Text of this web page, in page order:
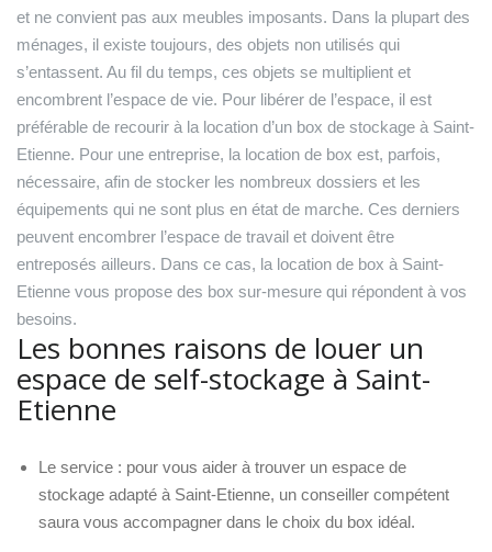
et ne convient pas aux meubles imposants. Dans la plupart des
ménages, il existe toujours, des objets non utilisés qui
s’entassent. Au fil du temps, ces objets se multiplient et
encombrent l’espace de vie. Pour libérer de l’espace, il est
préférable de recourir à la location d’un box de stockage à Saint-
Etienne. Pour une entreprise, la location de box est, parfois,
nécessaire, afin de stocker les nombreux dossiers et les
équipements qui ne sont plus en état de marche. Ces derniers
peuvent encombrer l’espace de travail et doivent être
entreposés ailleurs. Dans ce cas, la location de box à Saint-
Etienne vous propose des box sur-mesure qui répondent à vos
besoins.
Les bonnes raisons de louer un
espace de self-stockage à Saint-
Etienne
Le service : pour vous aider à trouver un espace de
stockage adapté à Saint-Etienne, un conseiller compétent
saura vous accompagner dans le choix du box idéal.